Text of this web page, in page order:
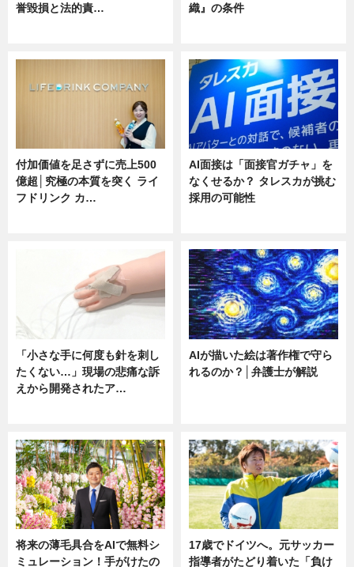
誉毀損と法的責…
織』の条件
付加価値を足さずに売上500
億超│究極の本質を突く ライ
フドリンク カ…
AI面接は「面接官ガチャ」を
なくせるか？ タレスカが挑む
採用の可能性
「小さな手に何度も針を刺し
たくない…」現場の悲痛な訴
えから開発されたア…
AIが描いた絵は著作権で守ら
れるのか？│弁護士が解説
将来の薄毛具合をAIで無料シ
ミュレーション！手がけたの
17歳でドイツへ。元サッカー
指導者がたどり着いた「負け